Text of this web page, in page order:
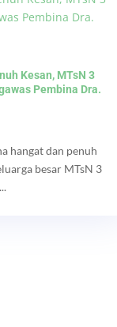
Kesan, MTsN 3
Pembina Dra.
hangat dan penuh
besar MTsN 3